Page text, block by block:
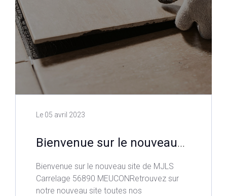
Le 05 avril 2023
Bienvenue sur le nouveau
56890 MEUCON
Bienvenue sur le nouveau site de MJLS
Carrelage 56890 MEUCONRetrouvez sur
notre nouveau site toutes nos